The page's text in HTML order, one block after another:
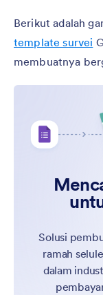
Berikut adalah
template survei
membuatnya
Solusi
ramah
dalam